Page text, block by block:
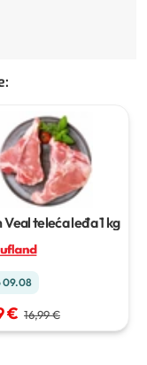
:
Veal teleća leđa1 kg
09.08
€ 16,99 €